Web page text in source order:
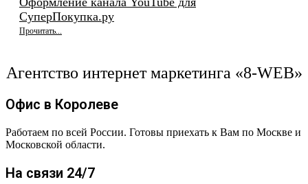
СуперПокупка.ру
Прочитать...
Агентство интернет маркетинга «8-WEB»
Офис в Королеве
Работаем по всей России. Готовы приехать к Вам по Москве и
Московской области.
На связи 24/7